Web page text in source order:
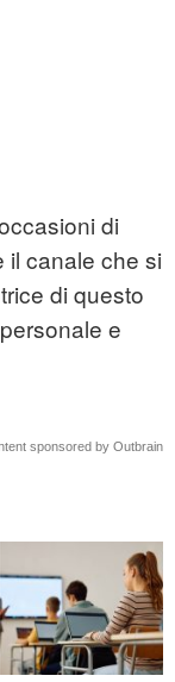
di
il canale che si
di questo
e
sponsored by Outbrain